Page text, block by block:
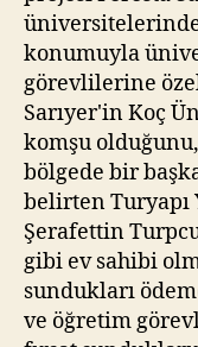
konumuyla
görevlilerine
Sarıyer'in Koç
komşu
bölgede bir
belirten Turyapı
Şerafettin
gibi ev sahibi
sundukları
ve öğretim